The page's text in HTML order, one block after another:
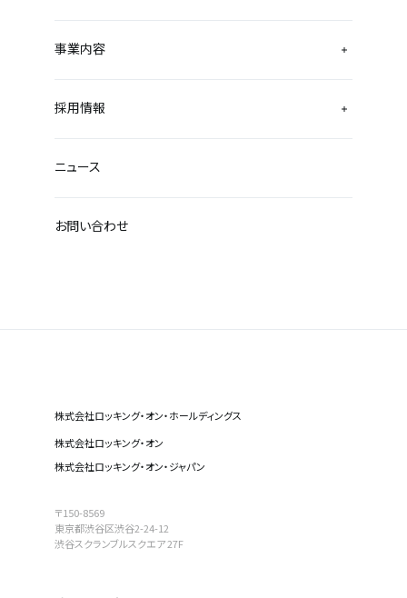
株式会社ロッキング・オン・ホールディングス
株式会社ロッキング・オン
株式会社ロッキング・オン・ジャパン
〒150-8569
東京都渋谷区渋谷2-24-12
渋谷スクランブルスクエア 27F
事業内容
採用情報
ニュース
お問い合わせ